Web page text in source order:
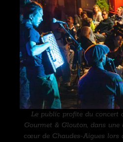
Le public profite du concert
Gourmet & Glouton, dans
cœur de Chaudes-Aigues lors